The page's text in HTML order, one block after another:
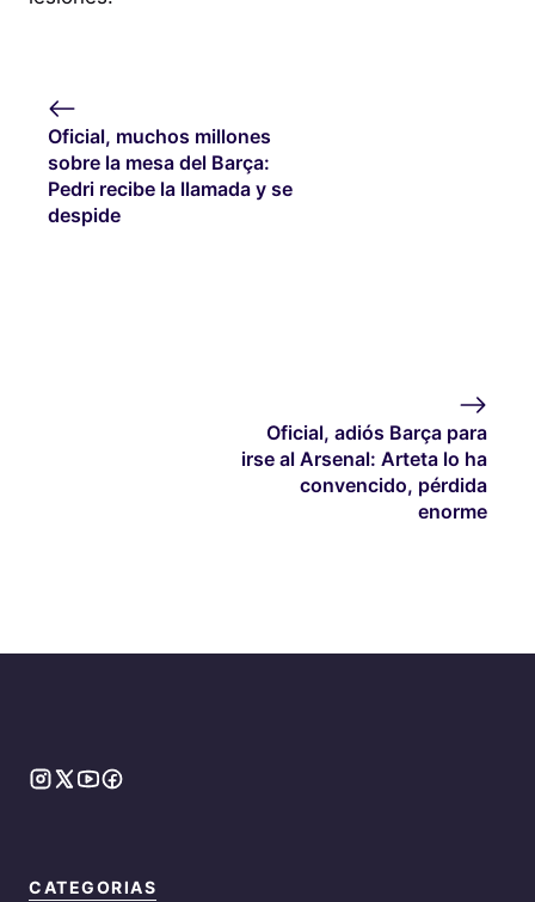
Oficial, muchos millones
sobre la mesa del Barça:
Pedri recibe la llamada y se
despide
Oficial, adiós Barça para
irse al Arsenal: Arteta lo ha
convencido, pérdida
enorme
CATEGORIAS